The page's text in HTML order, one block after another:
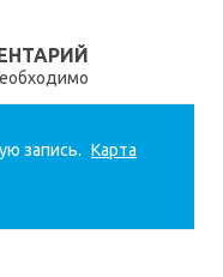
запись. Карта